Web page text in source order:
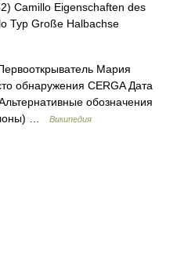
Camillo Eigenschaften des
Typ Große Halbachse
Мария
обнаружения CERGA Дата
обозначения
…
Википедия